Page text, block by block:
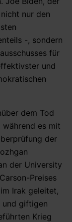
nur den
-, sondern
für
und
dem Tod
es mit
der
der University
Preises
Irak geleitet,
und giftigen
Krieg